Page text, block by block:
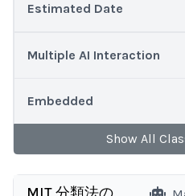
Estimated Date
Multiple AI Interaction
Embedded
Show All